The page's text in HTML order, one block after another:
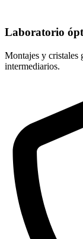
Laboratorio
Montajes y cristales
intermediarios.